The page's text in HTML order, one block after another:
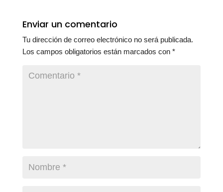
Enviar un comentario
Tu dirección de correo electrónico no será publicada.
Los campos obligatorios están marcados con *